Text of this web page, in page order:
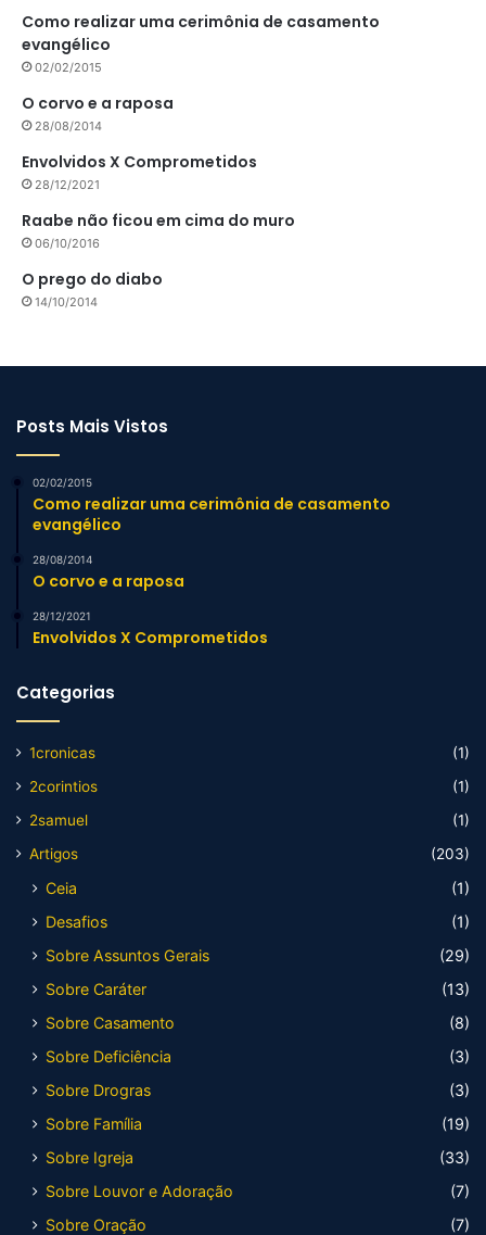
Como realizar uma cerimônia de casamento
evangélico
02/02/2015
O corvo e a raposa
28/08/2014
Envolvidos X Comprometidos
28/12/2021
Raabe não ficou em cima do muro
06/10/2016
O prego do diabo
14/10/2014
Posts Mais Vistos
02/02/2015
Como realizar uma cerimônia de casamento
evangélico
28/08/2014
O corvo e a raposa
28/12/2021
Envolvidos X Comprometidos
Categorias
1cronicas
(1)
2corintios
(1)
2samuel
(1)
Artigos
(203)
Ceia
(1)
Desafios
(1)
Sobre Assuntos Gerais
(29)
Sobre Caráter
(13)
Sobre Casamento
(8)
Sobre Deficiência
(3)
Sobre Drogras
(3)
Sobre Família
(19)
Sobre Igreja
(33)
Sobre Louvor e Adoração
(7)
Sobre Oração
(7)